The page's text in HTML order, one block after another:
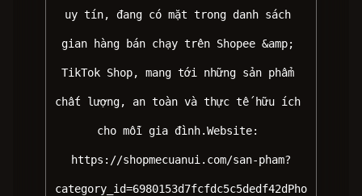
uy tín, đang có mặt trong danh sách
gian hàng bán chạy trên Shopee &amp;
TikTok Shop, mang tới những sản phẩm
chất lượng, an toàn và thực tế hữu ích
cho mỗi gia đình.Website:
https://shopmecuanui.com/san-pham?
category_id=6980153d7fcfdc5c5dedf42dPho